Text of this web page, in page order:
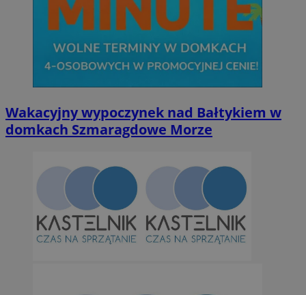
Wakacyjny wypoczynek nad Bałtykiem w
domkach Szmaragdowe Morze